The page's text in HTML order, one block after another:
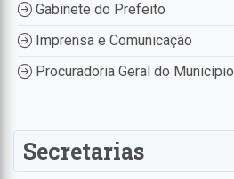
Gabinete do Prefeito
Imprensa e Comunicação
Procuradoria Geral do Município
Secretarias